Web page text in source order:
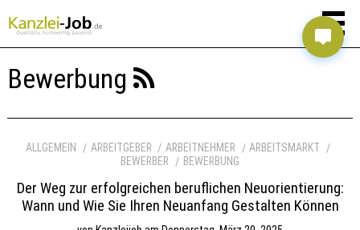
Bewerbung
ALLGEMEIN ARBEITGEBER ARBEITNEHMER
ARBEITSMARKT
BEWERBER
BEWERBUNG
Der Weg zur erfolgreichen beruflichen Neuorientierung:
Wann und Wie Sie Ihren Neuanfang Gestalten Können